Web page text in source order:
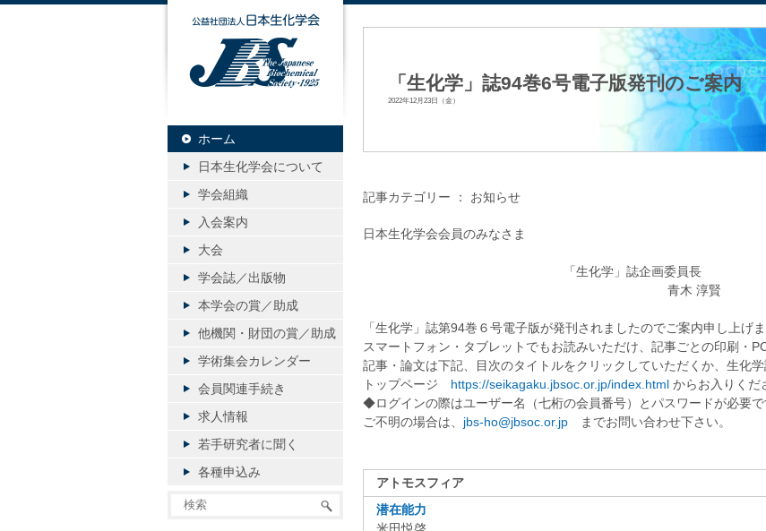
「生化学」誌94巻6号電子版発刊のご案内
2022年12月23日（金）
記事カテゴリー ： お知らせ
日本生化学会会員のみなさま
「生化学」誌企画委員長
青木 淳賢
「生化学」誌第94巻６号電子版が発刊されましたのでご案内申し上げま
スマートフォン・タブレットでもお読みいただけ、記事ごとの印刷・
記事・論文は下記、目次のタイトルをクリックしていただくか、生化
トップページ https://seikagaku.jbsoc.or.jp/index.htmlからお入りくだ
◆ログインの際はユーザー名（七桁の会員番号）とパスワードが必要で
ご不明の場合は、 jbs-ho@jbsoc.or.jpまでお問い合わせ下さい。
アトモスフィア
潜在能力
公益社団法人日本生化学会
ホーム
日本生化学会について
学会組織
入会案内
大会
学会誌／出版物
本学会の賞／助成
他機関・財団の賞／助成
学術集会カレンダー
会員関連手続き
求人情報
若手研究者に聞く
各種申込み